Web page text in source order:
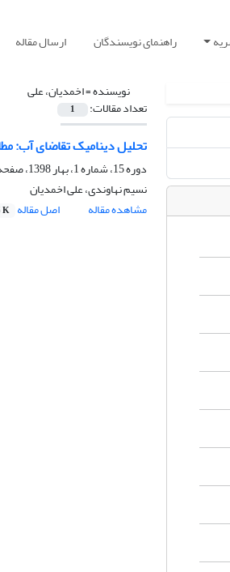
راهنمای نویسندگان ارسال مقاله
نویسنده =اخمدیان، علی
تعداد مقالات: 1
تحلیل دینامیک تقاضای آب:
دوره 15، شماره 1، بهار 1398، صفحه
نسیم نهاوندی، علی اخمدیان
مشاهده مقاله
اصل مقاله K